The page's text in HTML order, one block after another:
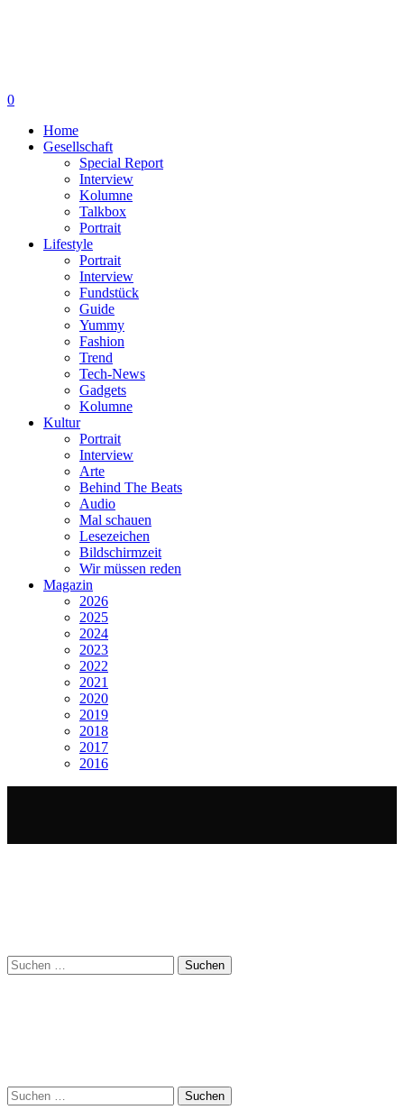
0
Home
Gesellschaft
Special Report
Interview
Kolumne
Talkbox
Portrait
Lifestyle
Portrait
Interview
Fundstück
Guide
Yummy
Fashion
Trend
Tech-News
Gadgets
Kolumne
Kultur
Portrait
Interview
Arte
Behind The Beats
Audio
Mal schauen
Lesezeichen
Bildschirmzeit
Wir müssen reden
Magazin
2026
2025
2024
2023
2022
2021
2020
2019
2018
2017
2016
Suchen
nach:
Suchen
nach: